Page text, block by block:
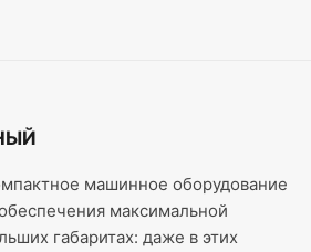
машинное оборудование
максимальной
габаритах: даже в этих